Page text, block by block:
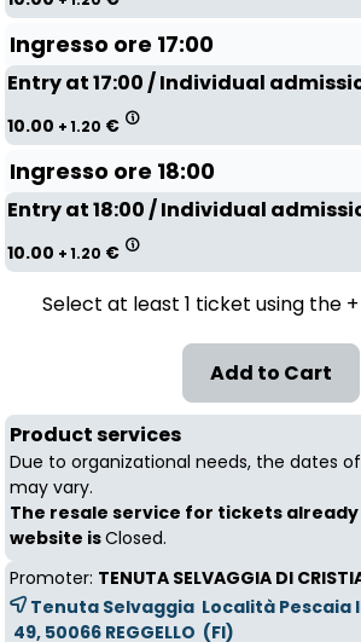
Ingresso ore 17:00
Entry at 17:00 / Individual
10.00 + 1.20 €
Ingresso ore 18:00
Entry at 18:00 / Individual
10.00 + 1.20 €
Select at least 1 ticket using the
Product services
Due to organizational needs, the dates
may vary.
The resale service for tickets
website isClosed.
Promoter: TENUTA SELVAGGIA DI
Tenuta Selvaggia Località Pescaia
49, 50066 REGGELLO (FI)